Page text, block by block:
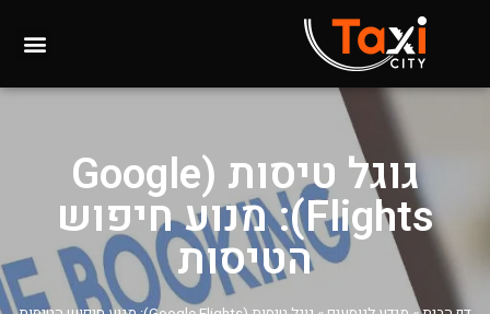
גוגל טיסות (Google
Flights): מנוע חיפוש
הטיסות